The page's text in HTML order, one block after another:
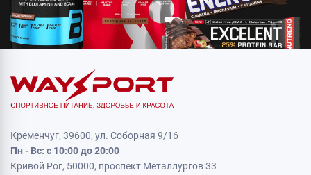
Кременчуг, 39600, ул. Соборная 9/16
Пн - Вс: с 10:00 до 20:00
Кривой Рог, 50000, проспект Металлургов 33